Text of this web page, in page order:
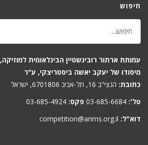
חיפוש
עמותת ארתור רובינשטיין הבינלאומית למוזיקה,
מיסודו של יעקב יאשה ביסטריצקי, ע"ר
כתובת: הנצי"ב 16, תל-אביב 6701806, ישראל
טל': 03-685-6684 פקס: 03-685-4924
דוא"ל: competition@arims.org.il